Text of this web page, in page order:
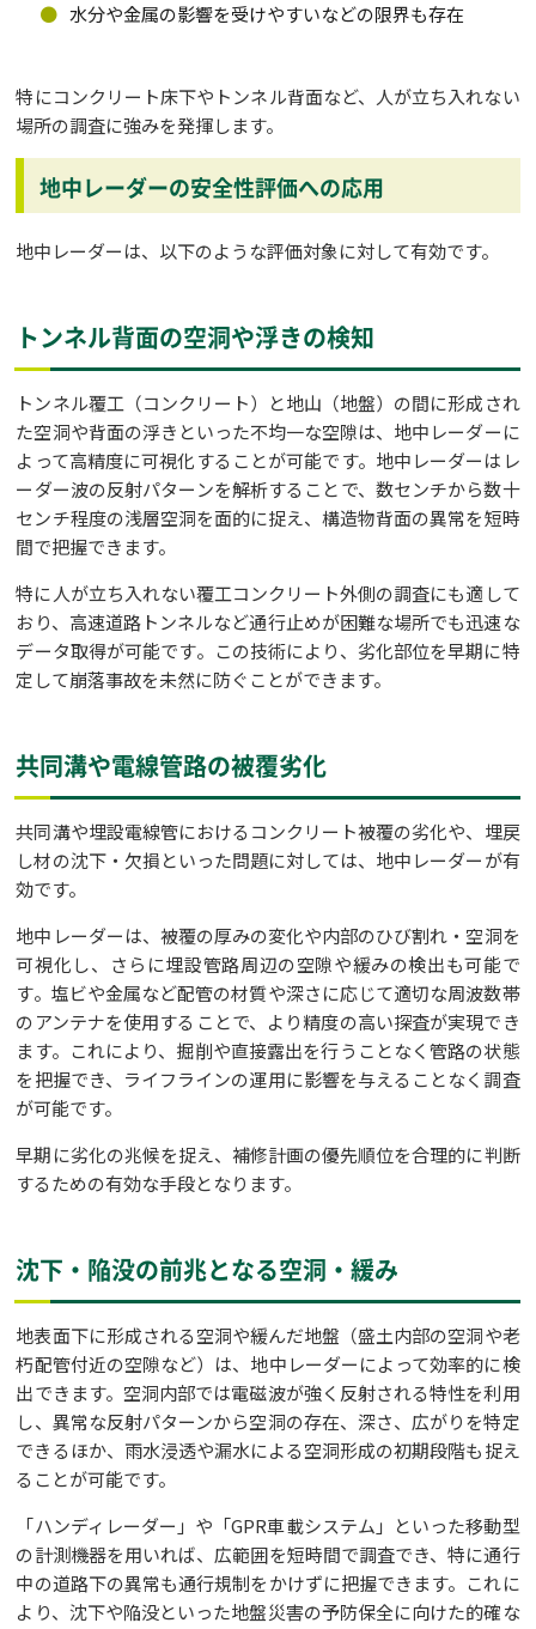
水分や金属の影響を受けやすいなどの限界も存在
特にコンクリート床下やトンネル背面など、人が立ち入れない
場所の調査に強みを発揮します。
地中レーダーの安全性評価への応用
地中レーダーは、以下のような評価対象に対して有効です。
トンネル背面の空洞や浮きの検知
トンネル覆工（コンクリート）と地山（地盤）の間に形成され
た空洞や背面の浮きといった不均一な空隙は、地中レーダーに
よって高精度に可視化することが可能です。地中レーダーはレ
ーダー波の反射パターンを解析することで、数センチから数十
センチ程度の浅層空洞を面的に捉え、構造物背面の異常を短時
間で把握できます。
特に人が立ち入れない覆工コンクリート外側の調査にも適して
おり、高速道路トンネルなど通行止めが困難な場所でも迅速な
データ取得が可能です。この技術により、劣化部位を早期に特
定して崩落事故を未然に防ぐことができます。
共同溝や電線管路の被覆劣化
共同溝や埋設電線管におけるコンクリート被覆の劣化や、埋戻
し材の沈下・欠損といった問題に対しては、地中レーダーが有
効です。
地中レーダーは、被覆の厚みの変化や内部のひび割れ・空洞を
可視化し、さらに埋設管路周辺の空隙や緩みの検出も可能で
す。塩ビや金属など配管の材質や深さに応じて適切な周波数帯
のアンテナを使用することで、より精度の高い探査が実現でき
ます。これにより、掘削や直接露出を行うことなく管路の状態
を把握でき、ライフラインの運用に影響を与えることなく調査
が可能です。
早期に劣化の兆候を捉え、補修計画の優先順位を合理的に判断
するための有効な手段となります。
沈下・陥没の前兆となる空洞・緩み
地表面下に形成される空洞や緩んだ地盤（盛土内部の空洞や老
朽配管付近の空隙など）は、地中レーダーによって効率的に検
出できます。空洞内部では電磁波が強く反射される特性を利用
し、異常な反射パターンから空洞の存在、深さ、広がりを特定
できるほか、雨水浸透や漏水による空洞形成の初期段階も捉え
ることが可能です。
「ハンディレーダー」や「GPR車載システム」といった移動型
の計測機器を用いれば、広範囲を短時間で調査でき、特に通行
中の道路下の異常も通行規制をかけずに把握できます。これに
より、沈下や陥没といった地盤災害の予防保全に向けた的確な